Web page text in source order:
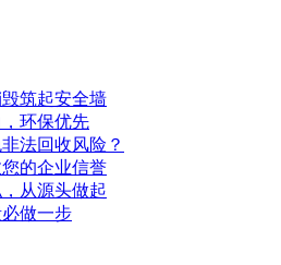
筑起安全墙
环保优先
法回收风险？
的企业信誉
从源头做起
做一步